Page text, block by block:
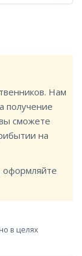
Нам
получение
сможете
на
оформляйте
в целях